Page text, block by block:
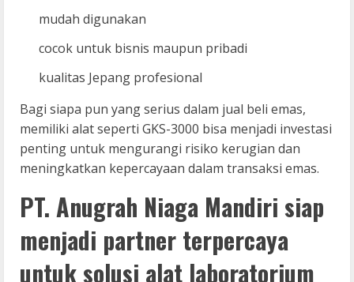
mudah digunakan
cocok untuk bisnis maupun pribadi
kualitas Jepang profesional
Bagi siapa pun yang serius dalam jual beli emas,
memiliki alat seperti GKS-3000 bisa menjadi investasi
penting untuk mengurangi risiko kerugian dan
meningkatkan kepercayaan dalam transaksi emas.
PT. Anugrah Niaga Mandiri siap
menjadi partner terpercaya
untuk solusi alat laboratorium